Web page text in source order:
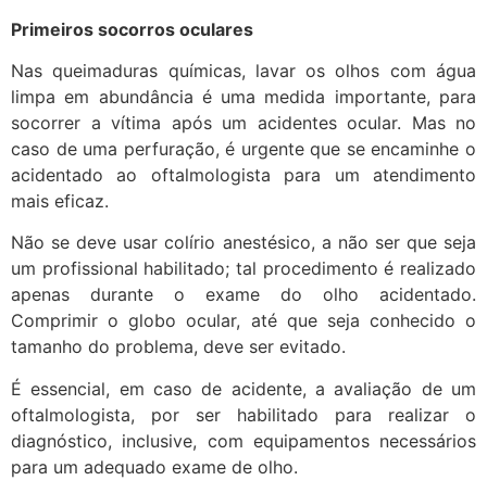
Primeiros socorros oculares
Nas queimaduras químicas, lavar os olhos com água
limpa em abundância é uma medida importante, para
socorrer a vítima após um acidentes ocular. Mas no
caso de uma perfuração, é urgente que se encaminhe o
acidentado ao oftalmologista para um atendimento
mais eficaz.
Não se deve usar colírio anestésico, a não ser que seja
um profissional habilitado; tal procedimento é realizado
apenas durante o exame do olho acidentado.
Comprimir o globo ocular, até que seja conhecido o
tamanho do problema, deve ser evitado.
É essencial, em caso de acidente, a avaliação de um
oftalmologista, por ser habilitado para realizar o
diagnóstico, inclusive, com equipamentos necessários
para um adequado exame de olho.